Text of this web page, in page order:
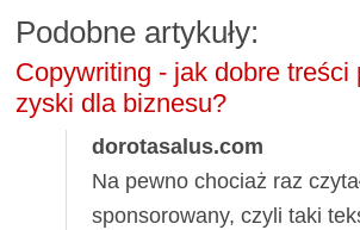
Podobne artykuły:
Copywriting - jak dobre treści
zyski dla biznesu?
dorotasalus.com
Na pewno chociaż raz
sponsorowany, czyli taki